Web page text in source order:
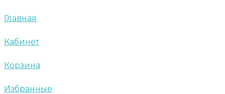
Главная
Кабинет
Корзина
Избранные